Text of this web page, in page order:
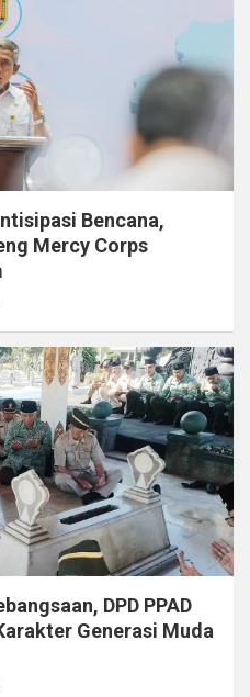
Bencana,
Mercy Corps
DPD PPAD
Generasi Muda